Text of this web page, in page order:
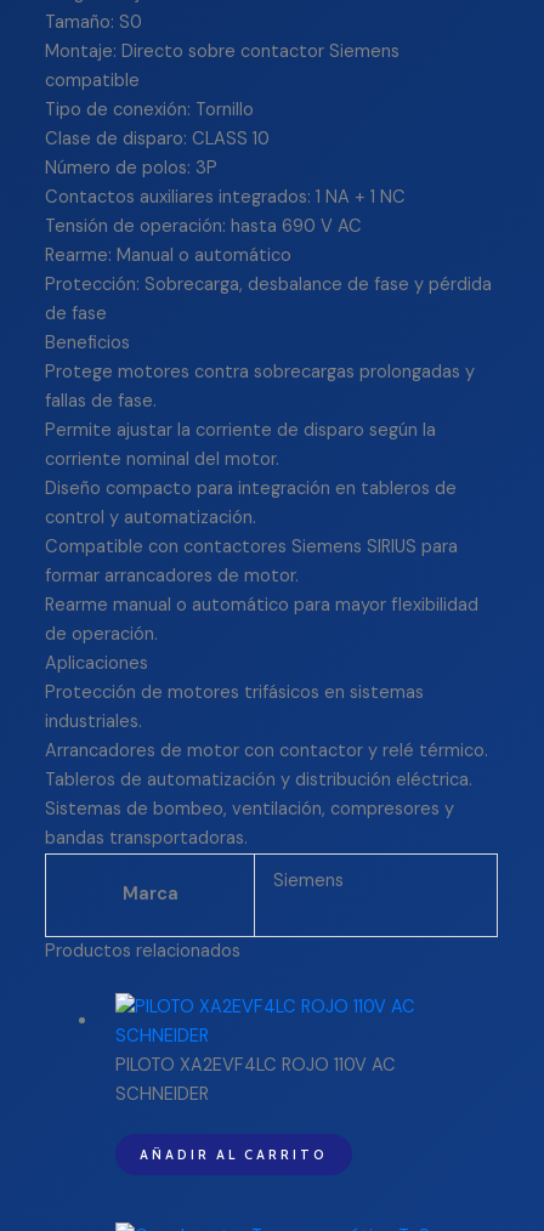
Tamaño: S0
Montaje: Directo sobre contactor Siemens
compatible
Tipo de conexión: Tornillo
Clase de disparo: CLASS 10
Número de polos: 3P
Contactos auxiliares integrados: 1 NA + 1 NC
Tensión de operación: hasta 690 V AC
Rearme: Manual o automático
Protección: Sobrecarga, desbalance de fase y pérdida
de fase
Beneficios
Protege motores contra sobrecargas prolongadas y
fallas de fase.
Permite ajustar la corriente de disparo según la
corriente nominal del motor.
Diseño compacto para integración en tableros de
control y automatización.
Compatible con contactores Siemens SIRIUS para
formar arrancadores de motor.
Rearme manual o automático para mayor flexibilidad
de operación.
Aplicaciones
Protección de motores trifásicos en sistemas
industriales.
Arrancadores de motor con contactor y relé térmico.
Tableros de automatización y distribución eléctrica.
Sistemas de bombeo, ventilación, compresores y
bandas transportadoras.
Marca
Siemens
Productos relacionados
PILOTO XA2EVF4LC ROJO 110V AC
SCHNEIDER
AÑADIR AL CARRITO